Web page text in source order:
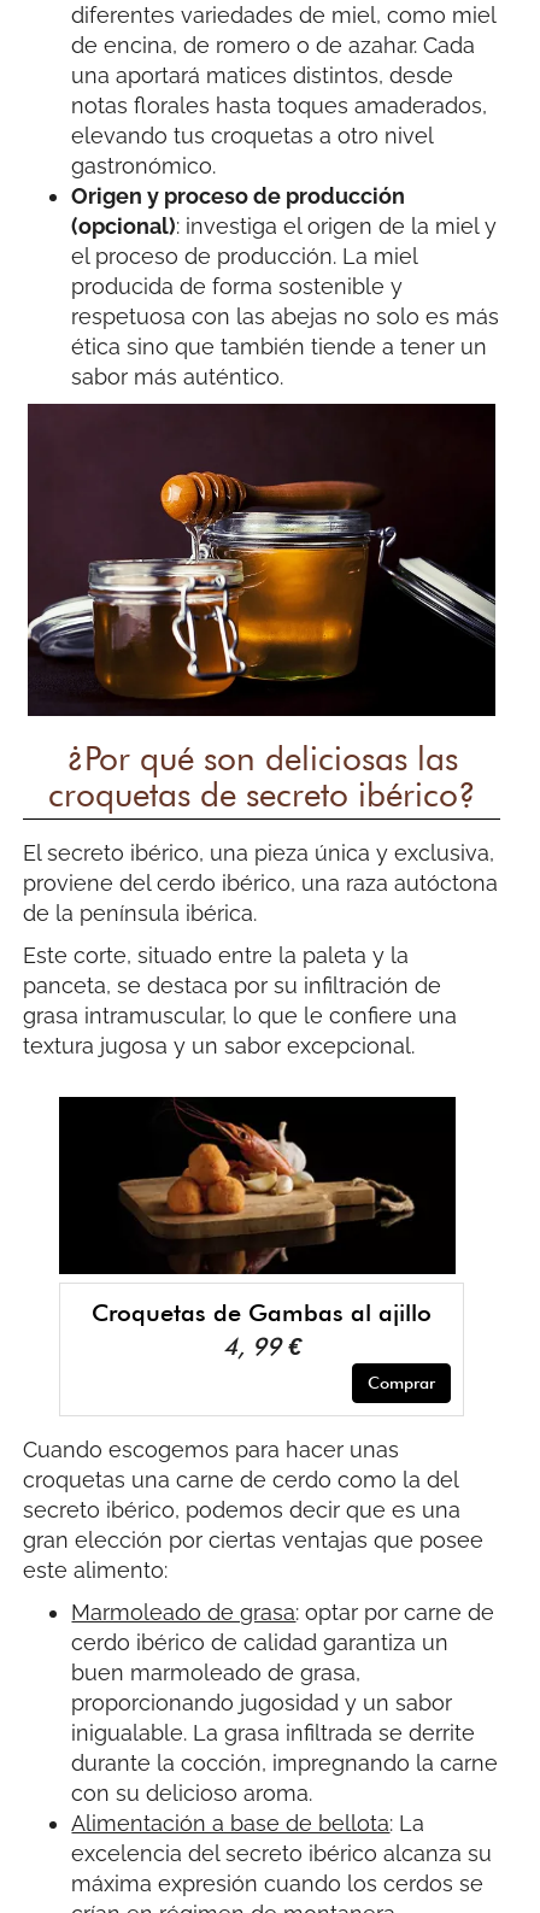
diferentes variedades de miel, como miel
de encina, de romero o de azahar. Cada
una aportará matices distintos, desde
notas florales hasta toques amaderados,
elevando tus croquetas a otro nivel
gastronómico.
Origen y proceso de producción
(opcional): investiga el origen de la miel y
el proceso de producción. La miel
producida de forma sostenible y
respetuosa con las abejas no solo es más
ética sino que también tiende a tener un
sabor más auténtico.
¿Por qué son deliciosas las
croquetas de secreto ibérico?
El secreto ibérico, una pieza única y exclusiva,
proviene del cerdo ibérico, una raza autóctona
de la península ibérica.
Este corte, situado entre la paleta y la
panceta, se destaca por su infiltración de
grasa intramuscular, lo que le confiere una
textura jugosa y un sabor excepcional.
Croquetas de Gambas al ajillo
4, 99 €
Comprar
Cuando escogemos para hacer unas
croquetas una carne de cerdo como la del
secreto ibérico, podemos decir que es una
gran elección por ciertas ventajas que posee
este alimento:
Marmoleado de grasa: optar por carne de
cerdo ibérico de calidad garantiza un
buen marmoleado de grasa,
proporcionando jugosidad y un sabor
inigualable. La grasa infiltrada se derrite
durante la cocción, impregnando la carne
con su delicioso aroma.
Alimentación a base de bellota: La
excelencia del secreto ibérico alcanza su
máxima expresión cuando los cerdos se